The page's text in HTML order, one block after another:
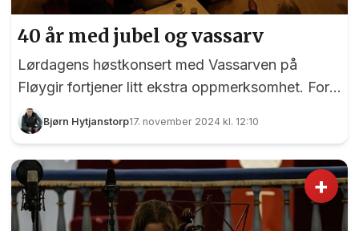
40 år med jubel og vassarv
Lørdagens høstkonsert med Vassarven på
Fløygir fortjener litt ekstra oppmerksomhet. For
det første er det snakk om et storband som
holder høy kvalitet. Derom ingen tvil. Men
navnet, har i tillegg en dirigent og musikalsk
leder som fortsatt er tenåring. Det er sjelden kost
i denne bransjen. Feiring Jubel & Vassarv
Bjørn Hytjanstorp17. november 2024 kl. 12:10
+